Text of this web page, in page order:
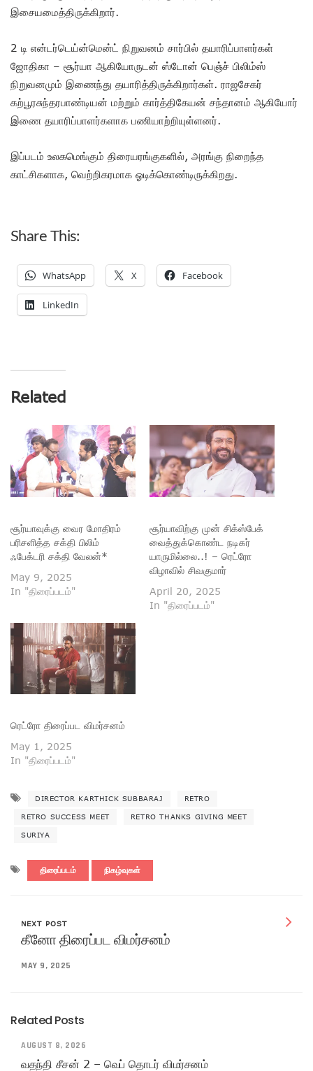
இசையமைத்திருக்கிறார்.
2 டி என்டர்டெய்ன்மென்ட் நிறுவனம் சார்பில் தயாரிப்பாளர்கள்
ஜோதிகா – சூர்யா ஆகியோருடன் ஸ்டோன் பெஞ்ச் பிலிம்ஸ்
நிறுவனமும் இணைந்து தயாரித்திருக்கிறார்கள். ராஜசேகர்
கற்பூரசுந்தரபாண்டியன் மற்றும் கார்த்திகேயன் சந்தானம் ஆகியோர்
இணை தயாரிப்பாளர்களாக பணியாற்றியுள்ளனர்.
இப்படம் உலகமெங்கும் திரையரங்குகளில், அரங்கு நிறைந்த
காட்சிகளாக, வெற்றிகரமாக ஓடிக்கொண்டிருக்கிறது.
Share This:
WhatsApp X Facebook
LinkedIn
Related
சூர்யாவுக்கு வைர மோதிரம்
பரிசளித்த சக்தி பிலிம்
ஃபேக்டரி சக்தி வேலன்*
May 9, 2025
In "திரைப்படம்"
சூர்யாவிற்கு முன் சிக்ஸ்பேக்
வைத்துக்கொண்ட நடிகர்
யாருமில்லை..! – ரெட்ரோ
விழாவில் சிவகுமார்
April 20, 2025
In "திரைப்படம்"
ரெட்ரோ திரைப்பட விமர்சனம்
May 1, 2025
In "திரைப்படம்"
DIRECTOR KARTHICK SUBBARAJ RETRO
RETRO SUCCESS MEET RETRO THANKS GIVING MEET
SURIYA
திரைப்படம் நிகழ்வுகள்
NEXT POST
கீனோ திரைப்பட விமர்சனம்
MAY 9, 2025
Related Posts
AUGUST 8, 2026
வதந்தி சீசன் 2 – வெப் தொடர் விமர்சனம்